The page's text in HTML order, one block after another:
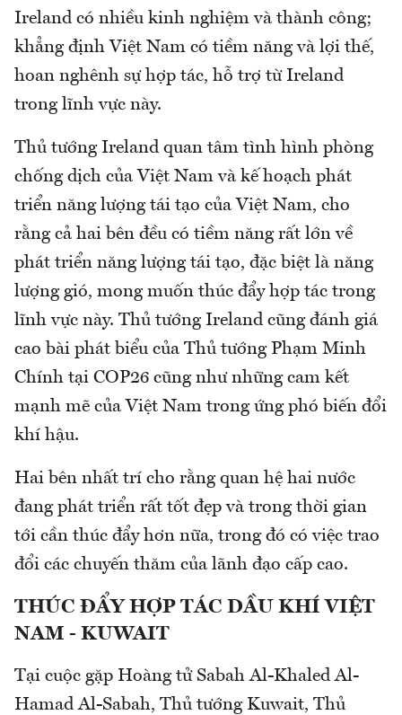
Ireland có nhiều kinh nghiệm và thành công;
khẳng định Việt Nam có tiềm năng và lợi thế,
hoan nghênh sự hợp tác, hỗ trợ từ Ireland
trong lĩnh vực này.
Thủ tướng Ireland quan tâm tình hình phòng
chống dịch của Việt Nam và kế hoạch phát
triển năng lượng tái tạo của Việt Nam, cho
rằng cả hai bên đều có tiềm năng rất lớn về
phát triển năng lượng tái tạo, đặc biệt là năng
lượng gió, mong muốn thúc đẩy hợp tác trong
lĩnh vực này. Thủ tướng Ireland cũng đánh giá
cao bài phát biểu của Thủ tướng Phạm Minh
Chính tại COP26 cũng như những cam kết
mạnh mẽ của Việt Nam trong ứng phó biến đổi
khí hậu.
Hai bên nhất trí cho rằng quan hệ hai nước
đang phát triển rất tốt đẹp và trong thời gian
tới cần thúc đẩy hơn nữa, trong đó có việc trao
đổi các chuyến thăm của lãnh đạo cấp cao.
THÚC ĐẨY HỢP TÁC DẦU KHÍ VIỆT
NAM - KUWAIT
Tại cuộc gặp Hoàng tử Sabah Al-Khaled Al-
Hamad Al-Sabah, Thủ tướng Kuwait, Thủ